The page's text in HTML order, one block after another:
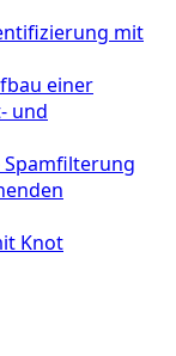
mit
einer
und
Knot